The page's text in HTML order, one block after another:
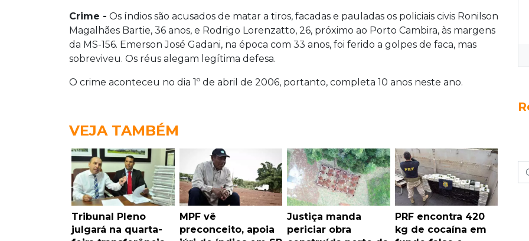
Crime - Os índios são acusados de matar a tiros, facadas e pauladas os policiais civis Ronilson
Magalhães Bartie, 36 anos, e Rodrigo Lorenzatto, 26, próximo ao Porto Cambira, às margens
da MS-156. Emerson José Gadani, na época com 33 anos, foi ferido a golpes de faca, mas
sobreviveu. Os réus alegam legítima defesa.
O crime aconteceu no dia 1º de abril de 2006, portanto, completa 10 anos neste ano.
VEJA TAMBÉM
Tribunal Pleno
julgará na quarta-
MPF vê
preconceito, apoia
Justiça manda
periciar obra
PRF encontra 420
kg de cocaína em